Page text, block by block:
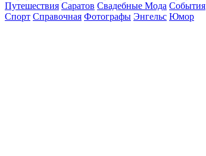
Путешествия Саратов Свадебные Мода События
Спорт Справочная Фотографы Энгельс Юмор